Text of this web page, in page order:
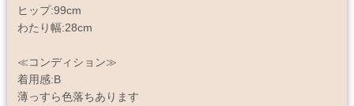
ヒップ:99cm
わたり幅:28cm
≪コンディション≫
着用感:B
薄っすら色落ちあります